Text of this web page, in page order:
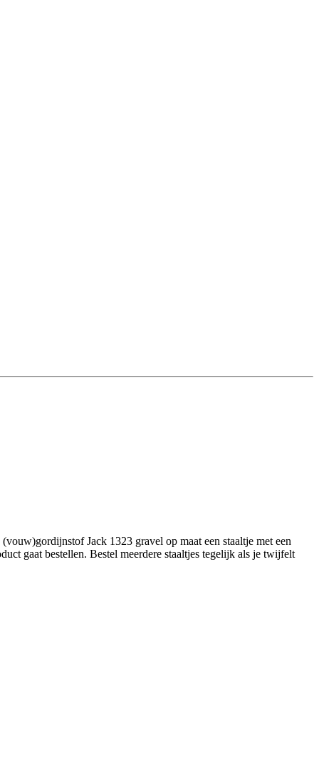
Jack 1323 gravel op maat een staaltje met een
gaat bestellen. Bestel meerdere staaltjes tegelijk als je twijfelt